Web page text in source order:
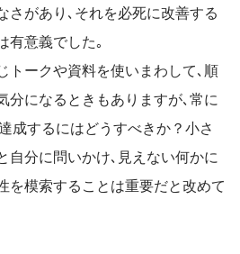
さがあり､それを必死に改善する
有意義でした｡
トークや資料を使いまわして､順
分になるときもありますが､常に
成するにはどうすべきか？小さ
自分に問いかけ､見えない何かに
を模索することは重要だと改めて